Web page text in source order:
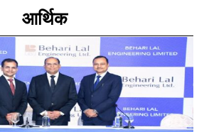
आर्थिक